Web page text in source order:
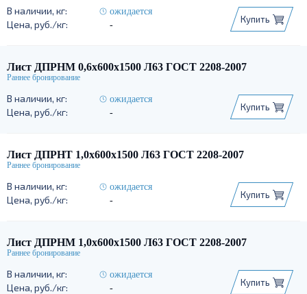
ожидается
-
Купить
Лист ДПРНМ 0,6х600х1500 Л63 ГОСТ 2208-2007
ожидается
-
Купить
Лист ДПРНТ 1,0х600х1500 Л63 ГОСТ 2208-2007
ожидается
-
Купить
Лист ДПРНМ 1,0х600х1500 Л63 ГОСТ 2208-2007
ожидается
-
Купить